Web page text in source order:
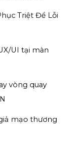
Triệt Để Lỗi
UI tại màn
vòng quay
mạo thương